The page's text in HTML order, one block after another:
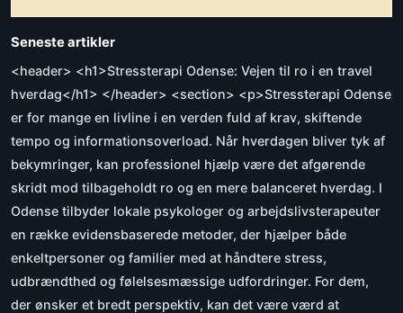
Seneste artikler
<header> <h1>Stressterapi Odense: Vejen til ro i en travel
hverdag</h1> </header> <section> <p>Stressterapi Odense
er for mange en livline i en verden fuld af krav, skiftende
tempo og informationsoverload. Når hverdagen bliver tyk af
bekymringer, kan professionel hjælp være det afgørende
skridt mod tilbageholdt ro og en mere balanceret hverdag. I
Odense tilbyder lokale psykologer og arbejdslivsterapeuter
en række evidensbaserede metoder, der hjælper både
enkeltpersoner og familier med at håndtere stress,
udbrændthed og følelsesmæssige udfordringer. For dem,
der ønsker et bredt perspektiv, kan det være værd at